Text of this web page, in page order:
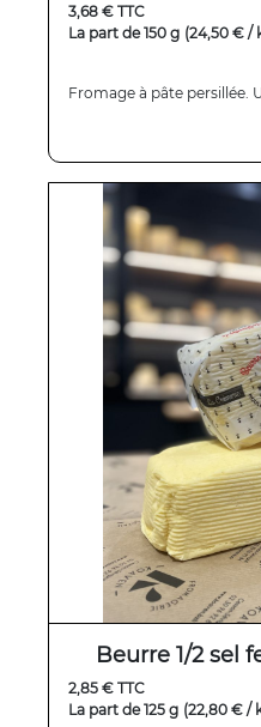
3,68 € TTC
La part de 150 g (24,50 € /
Fromage à pâte persillée.
Beurre 1/2 sel
2,85 € TTC
La part de 125 g (22,80 € /